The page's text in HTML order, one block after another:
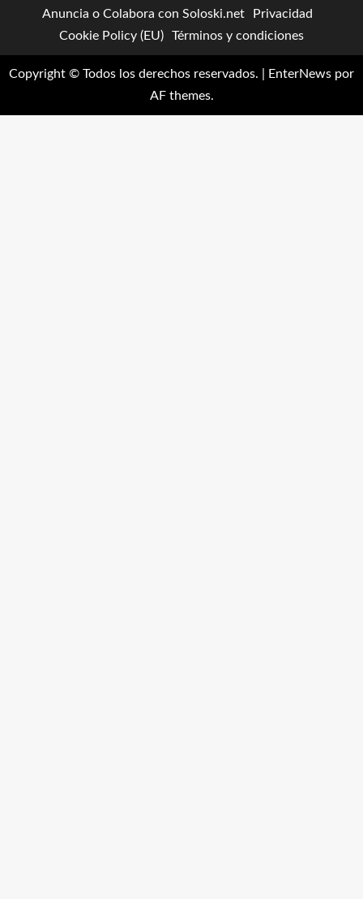
Anuncia o Colabora con Soloski.net
Privacidad
Cookie Policy (EU)
Términos y condiciones
Copyright © Todos los derechos reservados. EnterNews por
AF themes.